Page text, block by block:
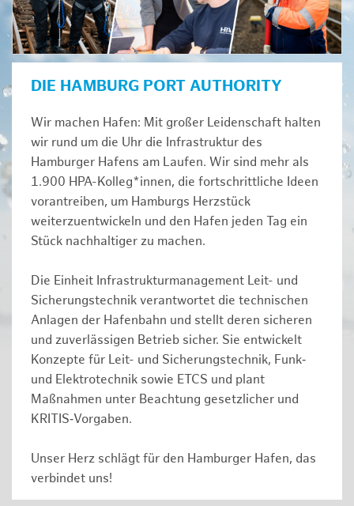
DIE HAMBURG PORT AUTHORITY
Wir machen Hafen: Mit großer Leidenschaft halten
wir rund um die Uhr die Infrastruktur des
Hamburger Hafens am Laufen. Wir sind mehr als
1.900 HPA-Kolleg*innen, die fortschrittliche Ideen
vorantreiben, um Hamburgs Herzstück
weiterzuentwickeln und den Hafen jeden Tag ein
Stück nachhaltiger zu machen.
Die Einheit Infrastrukturmanagement Leit- und
Sicherungstechnik verantwortet die technischen
Anlagen der Hafenbahn und stellt deren sicheren
und zuverlässigen Betrieb sicher. Sie entwickelt
Konzepte für Leit- und Sicherungstechnik, Funk‑
und Elektrotechnik sowie ETCS und plant
Maßnahmen unter Beachtung gesetzlicher und
KRITIS‑Vorgaben.
Unser Herz schlägt für den Hamburger Hafen, das
verbindet uns!